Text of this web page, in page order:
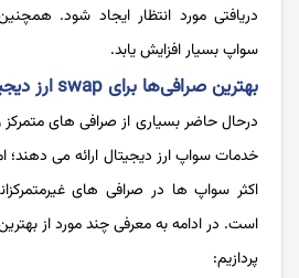
دریافتی مورد انتظار ایجاد شود.
سواپ بسیار افزایش یابد.
بهترین صرافی‌ها برای swap ارز دیجیتال
درحال حاضر بسیاری از صرافی های متمرکز
خدمات سواپ ارز دیجیتال ارائه می دهند؛
اکثر سواپ ها در صرافی های
است. در ادامه به معرفی چند مورد از
پردازیم: